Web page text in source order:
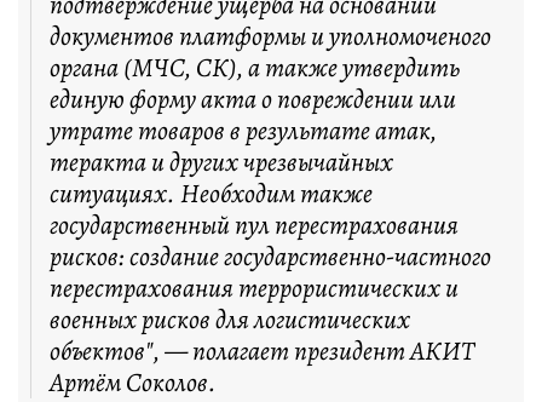
документов платформы и уполномоченого
органа (МЧС, СК), а также утвердить
единую форму акта о повреждении или
утрате товаров в результате атак,
теракта и других чрезвычайных
ситуациях. Необходим также
государственный пул перестрахования
рисков: создание государственно-частного
перестрахования террористических и
военных рисков для логистических
объектов", — полагает президент АКИТ
Артём Соколов.